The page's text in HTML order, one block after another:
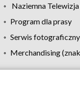
Naziemna
Program dla prasy
Serwis fotograficzny
Merchandising